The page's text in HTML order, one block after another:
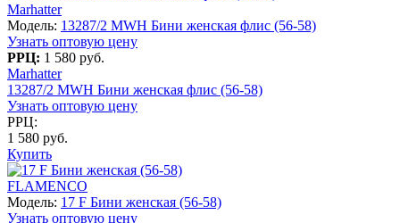
Marhatter
Модель: 13287/2 MWH Бини женская флис (56-58)
Узнать оптовую цену
РРЦ: 1 580 руб.
Marhatter
13287/2 MWH Бини женская флис (56-58)
Узнать оптовую цену
РРЦ:
1 580 руб.
Купить
FLAMENCO
Модель: 17 F Бини женская (56-58)
Узнать оптовую цену